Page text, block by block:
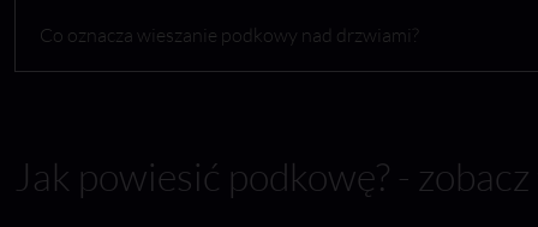
Co oznacza wieszanie podkowy nad drzwiami?
Jak powiesić podkowę? - zobacz